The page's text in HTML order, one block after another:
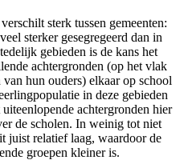
sterk tussen gemeenten:
sterker gesegregeerd dan in
gebieden is de kans het
achtergronden (op het vlak
hun ouders) elkaar op school
in deze gebieden
achtergronden hier
de scholen. In weinig tot niet
juist relatief laag, waardoor de
groepen kleiner is.